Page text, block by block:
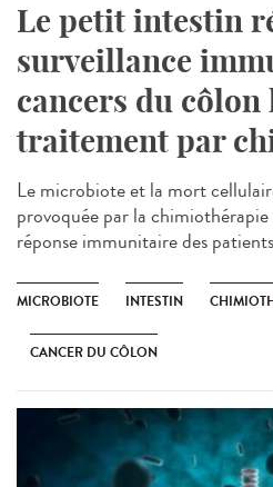
Le petit intestin
surveillance
cancers du côlon
traitement par
Le microbiote et la mort
provoquée par la
réponse immunitaire des
MICROBIOTE INTESTIN
CANCER DU CÔLON